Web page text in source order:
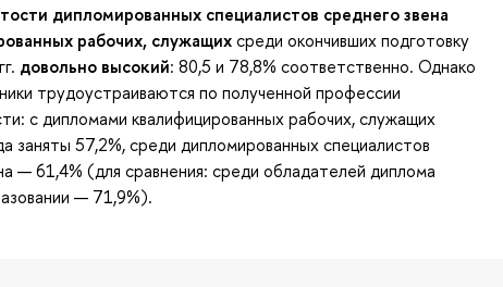
дипломированных специалистов среднего звена
рабочих, служащихсреди окончивших подготовку
довольно высокий: 80,5 и 78,8% соответственно. Однако
трудоустраиваются по полученной профессии
с дипломами квалифицированных рабочих, служащих
заняты 57,2%, среди дипломированных специалистов
— 61,4% (для сравнения: среди обладателей диплома
— 71,9%).